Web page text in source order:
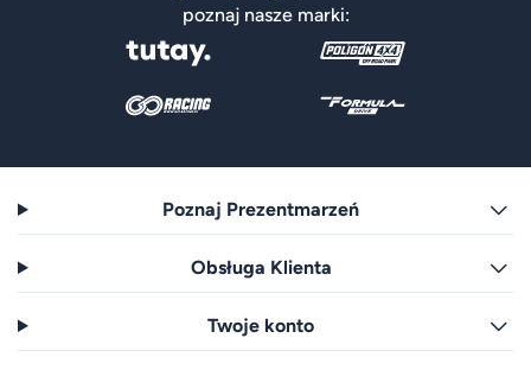
poznaj nasze marki:
Poznaj Prezentmarzeń
Obsługa Klienta
Twoje konto